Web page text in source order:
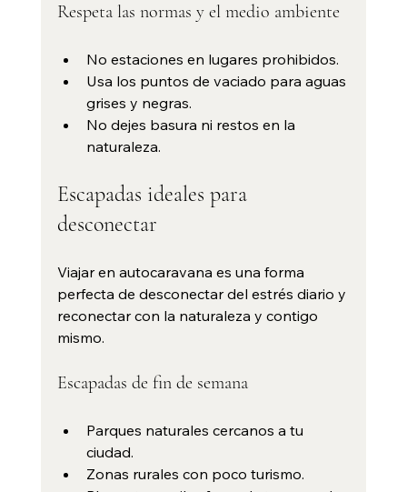
Respeta las normas y el medio ambiente
No estaciones en lugares prohibidos.
Usa los puntos de vaciado para aguas
grises y negras.
No dejes basura ni restos en la
naturaleza.
Escapadas ideales para
desconectar
Viajar en autocaravana es una forma
perfecta de desconectar del estrés diario y
reconectar con la naturaleza y contigo
mismo.
Escapadas de fin de semana
Parques naturales cercanos a tu
ciudad.
Zonas rurales con poco turismo.